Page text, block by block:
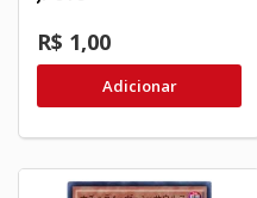
R$ 1,00
Adicionar